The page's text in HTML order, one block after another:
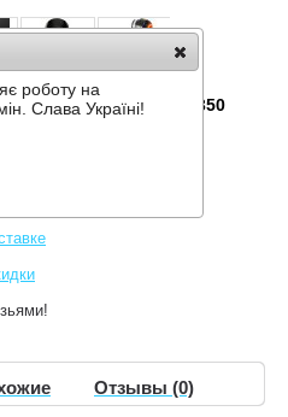
0,35L KDW-BS350
Отзывы (0)
роботу на
Слава Україні!